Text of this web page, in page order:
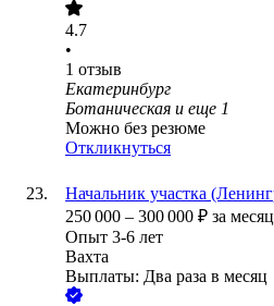
4.7
•
1 отзыв
Екатеринбург
Ботаническая и еще 1
Можно без резюме
Откликнуться
Начальник участка
250 000 – 300 000 ₽ за
Опыт 3-6 лет
Вахта
Выплаты: Два раза в месяц